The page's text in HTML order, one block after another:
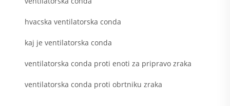
hvacska ventilatorska conda
kaj je ventilatorska conda
ventilatorska conda proti enoti za pripravo zraka
ventilatorska conda proti obrtniku zraka